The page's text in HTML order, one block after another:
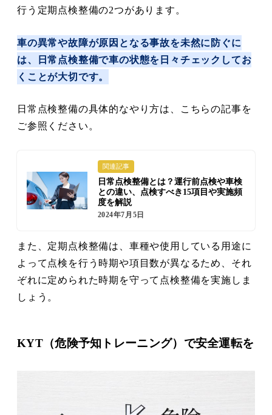
行う定期点検整備の2つがあります。
車の異常や故障が原因となる事故を未然に防ぐに
は、日常点検整備で車の状態を日々チェックしてお
くことが大切です。
日常点検整備の具体的なやり方は、こちらの記事を
ご参照ください。
関連記事
日常点検整備とは？運行前点検や車検
との違い、点検すべき15項目や実施頻
度を解説
2024年7月5日
また、定期点検整備は、車種や使用している用途に
よって点検を行う時期や項目数が異なるため、それ
ぞれに定められた時期を守って点検整備を実施しま
しょう。
KYT（危険予知トレーニング）で安全運転を